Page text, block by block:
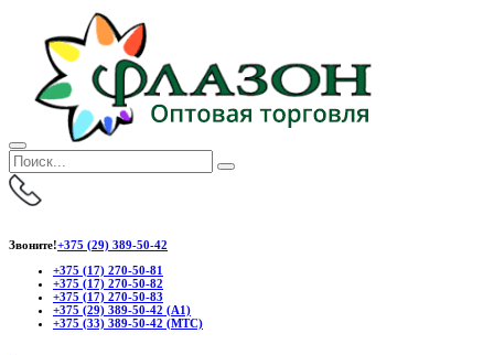
Звоните!+375 (29) 389-50-42
+375 (17) 270-50-81
+375 (17) 270-50-82
+375 (17) 270-50-83
+375 (29) 389-50-42 (А1)
+375 (33) 389-50-42 (МТС)